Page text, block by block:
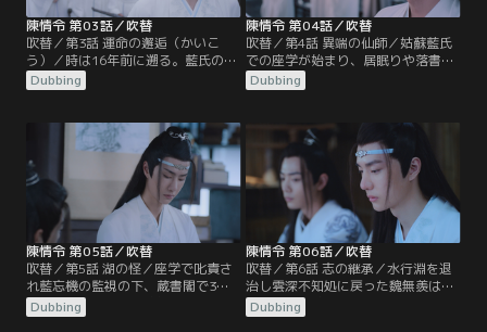
陳情令 第03話／吹替
吹替／第3話 運命の邂逅（かいこ
う）／時は16年前に遡る。藍氏の座
学に参加するため魏無羨、江澄たち
は彩衣鎮の宿に泊まろうとするが、
り切ったため、そのまま雲深不知処
へ向かうことに。宿に招状を忘れ、
取りに戻った魏無羨だったが、日は
暮れ閉まっていた山門から無断で潜
入したため…。
Dubbing
陳情令 第04話／吹替
吹替／第4話 異端の仙師／姑蘇藍氏
での座学が始まり、居眠りや落書き
をしてばかりで講義に身の入らない
魏無羨だったが、そこへ温氏の次男
てくる。温氏の宗主であり仙督の温
若寒が陰鉄の欠片を見つけるよう温
情に命じていたのだった。温情は雲
深不知処の裏山に結界が張られてい
ることに気づく。
Dubbing
陳情令 第05話／吹替
吹替／第5話 湖の怪／座学で叱責さ
れ藍忘機の監視の下、蔵書閣で3日
の筆写の罰を受けた魏無羨。花をつ
けた藍忘機の姿絵と春画を見せ藍忘
Dubbing
陳情令 第06話／吹替
吹替／第6話 志の継承／水行淵を退
治し雲深不知処に戻った魏無羨は江
澄たちと酒盛りをするが、その現場
を藍忘機に目撃されてしまう。魏無
Dubbing